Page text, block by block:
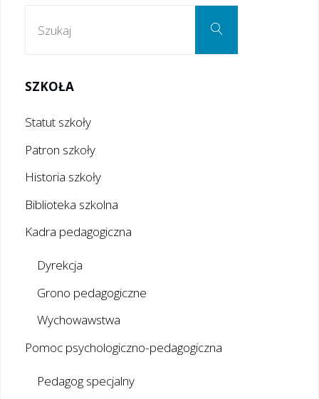
Szukaj
SZKOŁA
Statut szkoły
Patron szkoły
Historia szkoły
Biblioteka szkolna
Kadra pedagogiczna
Dyrekcja
Grono pedagogiczne
Wychowawstwa
Pomoc psychologiczno-pedagogiczna
Pedagog specjalny